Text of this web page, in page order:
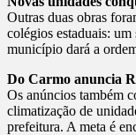
Outras duas obras
colégios estaduais:
município dará a
Do Carmo anuncia
Os anúncios também
climatização de
prefeitura. A meta é